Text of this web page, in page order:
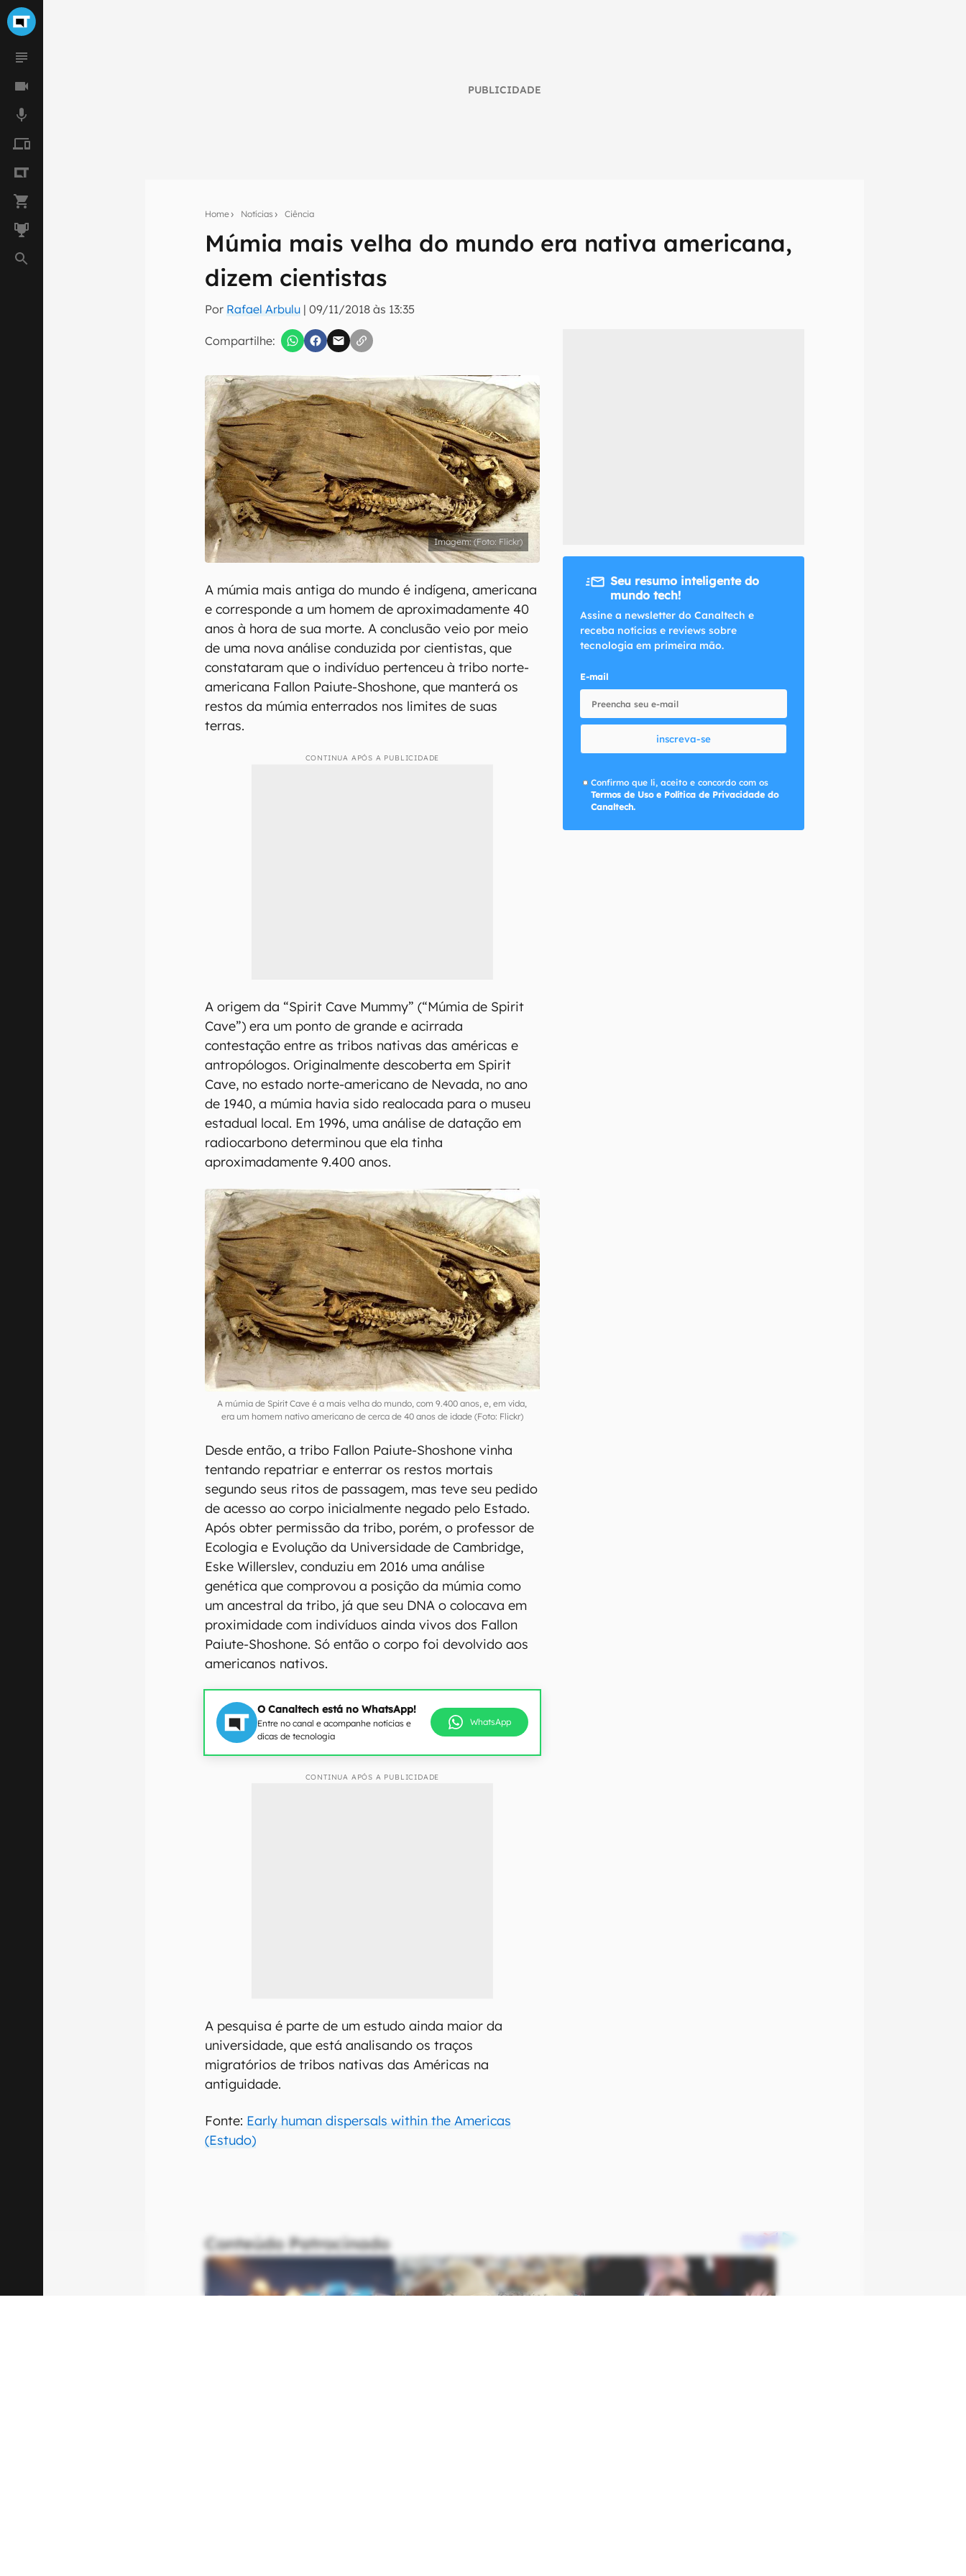
PUBLICIDADE
Home Notícias Ciência
Múmia mais velha do mundo era nativa americana,
dizem cientistas
Por Rafael Arbulu |09/11/2018 às 13:35
Compartilhe:
Seu resumo inteligente do mundo tech!
Assine a newsletter do Canaltech e receba notícias e reviews sobre tecnologia em primeira
mão.
E-mail
Confirmo que li, aceito e concordo com os Termos de Uso e Política de Privacidade do Canaltech.
(Foto: Flickr)
A múmia mais antiga do mundo é indígena, americana
e corresponde a um homem de aproximadamente 40
anos à hora de sua morte. A conclusão veio por meio
de uma nova análise conduzida por cientistas, que
constataram que o indivíduo pertenceu à tribo norte-
americana Fallon Paiute-Shoshone, que manterá os
restos da múmia enterrados nos limites de suas
terras.
CONTINUA APÓS A PUBLICIDADE
A origem da “Spirit Cave Mummy” (“Múmia de Spirit
Cave”) era um ponto de grande e acirrada
contestação entre as tribos nativas das américas e
antropólogos. Originalmente descoberta em Spirit
Cave, no estado norte-americano de Nevada, no ano
de 1940, a múmia havia sido realocada para o museu
estadual local. Em 1996, uma análise de datação em
radiocarbono determinou que ela tinha
aproximadamente 9.400 anos.
A múmia de Spirit Cave é a mais velha do mundo, com 9.400 anos, e, em vida,
era um homem nativo americano de cerca de 40 anos de idade (Foto: Flickr)
Desde então, a tribo Fallon Paiute-Shoshone vinha
tentando repatriar e enterrar os restos mortais
segundo seus ritos de passagem, mas teve seu pedido
de acesso ao corpo inicialmente negado pelo Estado.
Após obter permissão da tribo, porém, o professor de
Ecologia e Evolução da Universidade de Cambridge,
Eske Willerslev, conduziu em 2016 uma análise
genética que comprovou a posição da múmia como
um ancestral da tribo, já que seu DNA o colocava em
proximidade com indivíduos ainda vivos dos Fallon
Paiute-Shoshone. Só então o corpo foi devolvido aos
americanos nativos.
O Canaltech está no WhatsApp!
Entre no canal e acompanhe notícias e
dicas de tecnologia
WhatsApp
CONTINUA APÓS A PUBLICIDADE
A pesquisa é parte de um estudo ainda maior da
universidade, que está analisando os traços
migratórios de tribos nativas das Américas na
antiguidade.
Fonte: Early human dispersals within the Americas
(Estudo)
Seu resumo inteligente do
mundo tech!
Assine a newsletter do Canaltech e
receba notícias e reviews sobre
tecnologia em primeira mão.
E-mail
inscreva-se
Confirmo que li, aceito e concordo com os
Termos de Uso e Política de Privacidade do
Canaltech.